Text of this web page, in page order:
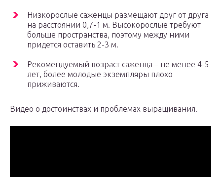
Низкорослые саженцы размещают друг от друга
на расстоянии 0,7-1 м. Высокорослые требуют
больше пространства, поэтому между ними
придется оставить 2-3 м.
Рекомендуемый возраст саженца – не менее 4-5
лет, более молодые экземпляры плохо
приживаются.
Видео о достоинствах и проблемах выращивания.